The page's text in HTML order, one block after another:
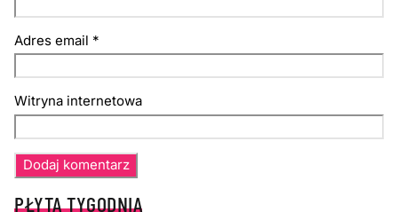
Adres email *
Witryna internetowa
PŁYTA TYGODNIA